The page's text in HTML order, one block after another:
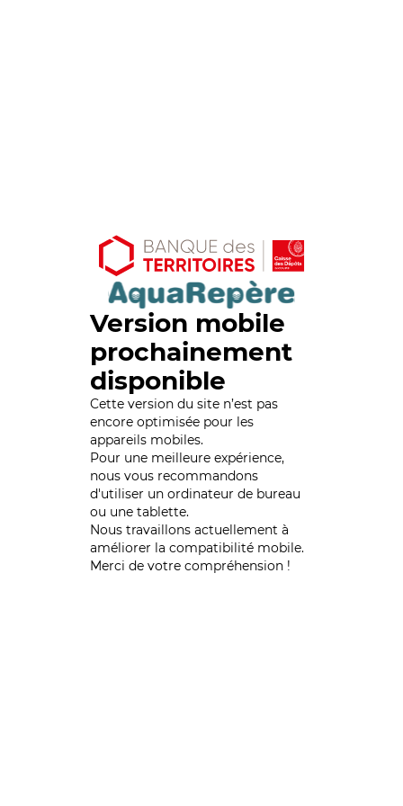
Version mobile
prochainement
disponible
Cette version du site n’est pas
encore optimisée pour les
appareils mobiles.
Pour une meilleure expérience,
nous vous recommandons
d'utiliser un ordinateur de bureau
ou une tablette.
Nous travaillons actuellement à
améliorer la compatibilité mobile.
Merci de votre compréhension !